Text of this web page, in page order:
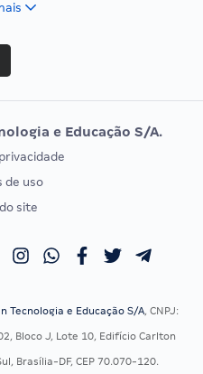
Vunesp
EXAME DE ORDEM
Calendário OAB
e Educação S/A.
de uso
site
Tecnologia e Educação S/A, CNPJ:
Bloco J, Lote 10, Edifício Carlton
Brasília-DF, CEP 70.070-120.